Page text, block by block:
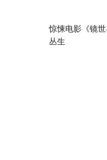
惊悚电影《镜
丛生